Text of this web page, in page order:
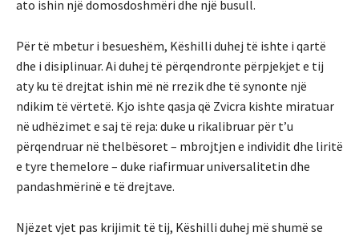
ato ishin një domosdoshmëri dhe një busull.
Për të mbetur i besueshëm, Këshilli duhej të ishte i qartë
dhe i disiplinuar. Ai duhej të përqendronte përpjekjet e tij
aty ku të drejtat ishin më në rrezik dhe të synonte një
ndikim të vërtetë. Kjo ishte qasja që Zvicra kishte miratuar
në udhëzimet e saj të reja: duke u rikalibruar për t’u
përqendruar në thelbësoret – mbrojtjen e individit dhe liritë
e tyre themelore – duke riafirmuar universalitetin dhe
pandashmërinë e të drejtave.
Njëzet vjet pas krijimit të tij, Këshilli duhej më shumë se